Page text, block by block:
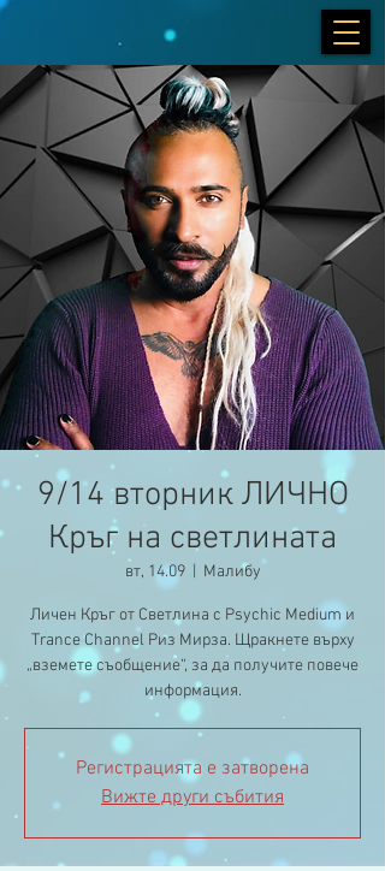
9/14 вторник ЛИЧНО
Кръг на светлината
вт, 14.09
  |
Малибу
Личен Кръг от Светлина с Psychic Medium и
Trance Channel Риз Мирза. Щракнете върху
„вземете съобщение“, за да получите повече
информация.
Регистрацията е затворена
Вижте други събития